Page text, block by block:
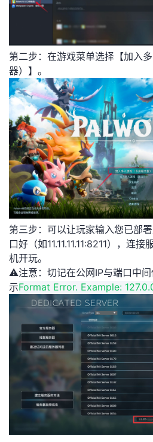
第二步：在游戏菜单选择【加入
器）】。
第三步：可以让玩家输入您已部
口好（如11.11.11.11:8211），连
机开玩。
⚠️注意：切记在公网IP与端口中
示Format Error. Example: